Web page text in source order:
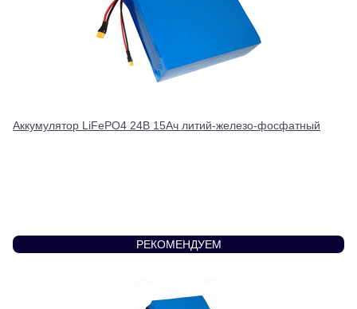
Аккумулятор LiFePO4 24В 15Ач литий-железо-фосфатный
РЕКОМЕНДУЕМ